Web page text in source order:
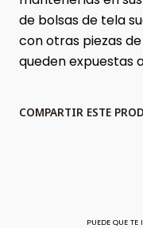
de bolsas de tela
con otras piezas
queden expuestas
COMPARTIR ESTE
PUEDE QUE TE